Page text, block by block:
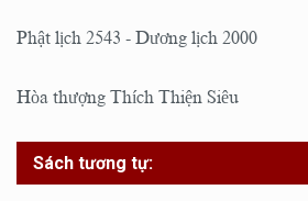
Phật lịch 2543 - Dương lịch 2000
Hòa thượng Thích Thiện Siêu
Sách tương tự: